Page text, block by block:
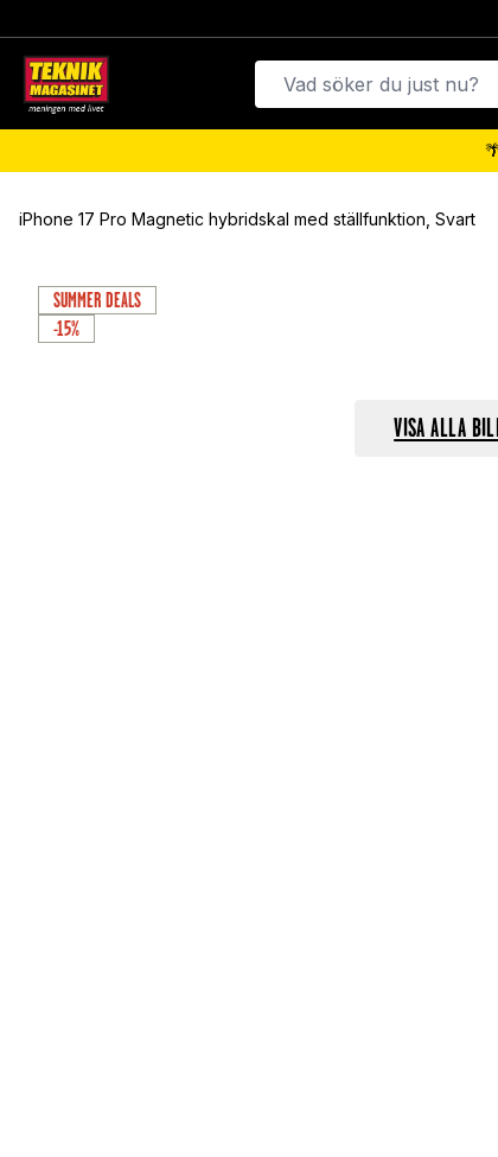
iPhone 17 Pro Magnetic hybridskal med ställfunktion, Svart
SUMMER DEALS
-15%
VISA ALLA